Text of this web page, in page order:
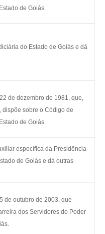
de Goiás.
do Estado de Goiás e dá
de dezembro de 1981, que,
dispõe sobre o Código de
de Goiás.
específica da Presidência
de Goiás e dá outras
de outubro de 2003, que
dos Servidores do Poder